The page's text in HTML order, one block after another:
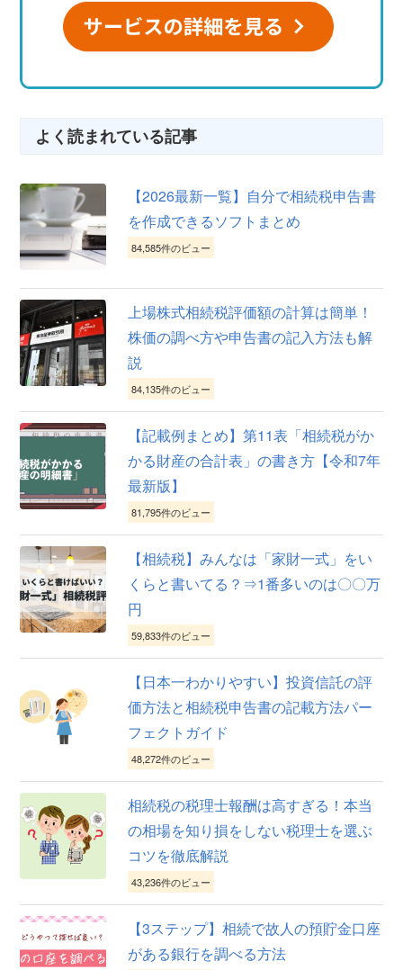
よく読まれている記事
【2026最新一覧】自分で相続税申告書
を作成できるソフトまとめ
84,585件のビュー
上場株式相続税評価額の計算は簡単！
株価の調べ方や申告書の記入方法も解
説
84,135件のビュー
【記載例まとめ】第11表「相続税がか
かる財産の合計表」の書き方【令和7年
最新版】
81,795件のビュー
【相続税】みんなは「家財一式」をい
くらと書いてる？⇒1番多いのは〇〇万
円
59,833件のビュー
【日本一わかりやすい】投資信託の評
価方法と相続税申告書の記載方法パー
フェクトガイド
48,272件のビュー
相続税の税理士報酬は高すぎる！本当
の相場を知り損をしない税理士を選ぶ
コツを徹底解説
43,236件のビュー
【3ステップ】相続で故人の預貯金口座
がある銀行を調べる方法